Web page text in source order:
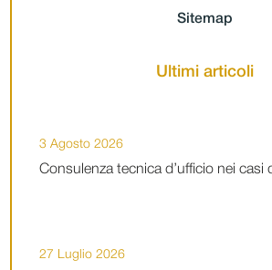
Sitemap
Ultimi articoli
Consulenza tecnica d’ufficio nei casi
3 Agosto 2026
27 Luglio 2026